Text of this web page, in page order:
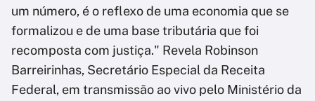
um número, é o reflexo de uma economia que se
formalizou e de uma base tributária que foi
recomposta com justiça." Revela Robinson
Barreirinhas, Secretário Especial da Receita
Federal, em transmissão ao vivo pelo Ministério da